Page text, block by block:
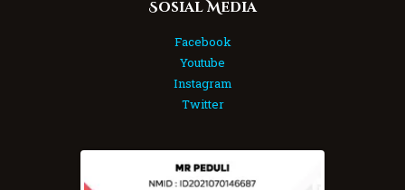
Sosial Media
Facebook
Youtube
Instagram
Twitter